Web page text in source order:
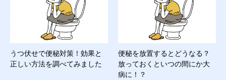
うつ伏せで便秘対策！効果と
正しい方法を調べてみました
便秘を放置するとどうなる？
放っておくといつの間にか大
病に！？